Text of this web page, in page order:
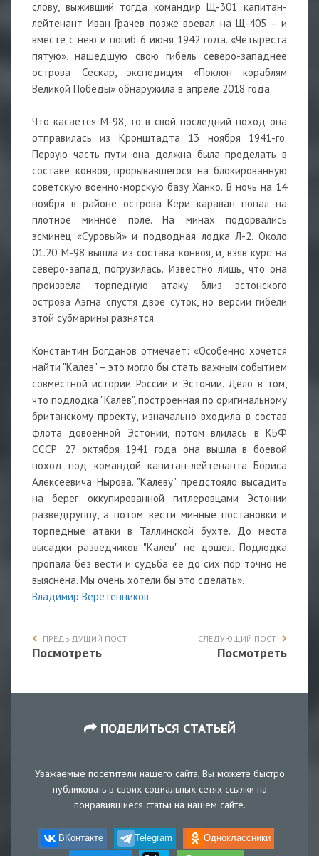
слову, выживший тогда командир Щ-301 капитан-
лейтенант Иван Грачев позже воевал на Щ-405 – и
вместе с нею и погиб 6 июня 1942 года. «Четыреста
пятую», нашедшую свою гибель северо-западнее
острова Сескар, экспедиция «Поклон кораблям
Великой Победы» обнаружила в апреле 2018 года.
Что касается М-98, то в свой последний поход она
отправилась из Кронштадта 13 ноября 1941-го.
Первую часть пути она должна была проделать в
составе конвоя, прорывавшегося на блокированную
советскую военно-морскую базу Ханко. В ночь на 14
ноября в районе острова Кери караван попал на
плотное минное поле. На минах подорвались
эсминец «Суровый» и подводная лодка Л-2. Около
01.20 М-98 вышла из состава конвоя, и, взяв курс на
северо-запад, погрузилась. Известно лишь, что она
произвела торпедную атаку близ эстонского
острова Аэгна спустя двое суток, но версии гибели
этой субмарины разнятся.
Константин Богданов отмечает: «Особенно хочется
найти "Калев" – это могло бы стать важным событием
совместной истории России и Эстонии. Дело в том,
что подлодка "Калев", построенная по оригинальному
британскому проекту, изначально входила в состав
флота довоенной Эстонии, потом влилась в КБФ
СССР. 27 октября 1941 года она вышла в боевой
поход под командой капитан-лейтенанта Бориса
Алексеевича Нырова. "Калеву" предстояло высадить
на берег оккупированной гитлеровцами Эстонии
разведгруппу, а потом вести минные постановки и
торпедные атаки в Таллинской бухте. До места
высадки разведчиков "Калев" не дошел. Подлодка
пропала без вести и судьба ее до сих пор точно не
выяснена. Мы очень хотели бы это сделать».
Владимир Веретенников
ПРЕДЫДУЩИЙ ПОСТ
Посмотреть
СЛЕДУЮЩИЙ ПОСТ
Посмотреть
ПОДЕЛИТЬСЯ СТАТЬЕЙ
Уважаемые посетители нашего сайта, Вы можете быстро
публиковать в своих социальных сетях ссылки на
понравившиеся статьи на нашем сайте.
ВКонтакте Telegram Одноклассники